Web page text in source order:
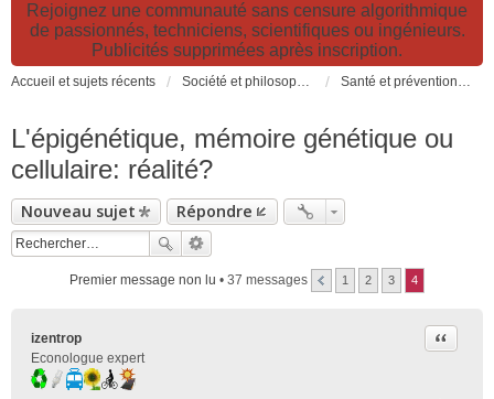
Rejoignez une communauté sans censure algorithmique
de passionnés, techniciens, scientifiques ou ingénieurs.
Publicités supprimées après inscription.
Accueil et sujets récents Société et philosophie. Sciences et technologies. Santé et prévention. Santé et prévention. Pollutions, causes et effets des risques environnementaux
L'épigénétique, mémoire génétique ou
cellulaire: réalité?
Nouveau sujet Répondre
Premier message non lu • 37 messages 1 2 3 4
izentrop
Econologue expert
Citer